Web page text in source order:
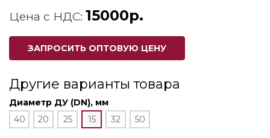
Цена с НДС: 15000р.
ЗАПРОСИТЬ ОПТОВУЮ ЦЕНУ
Другие варианты товара
Диаметр ДУ (DN), мм
40
20 25 15 32 50